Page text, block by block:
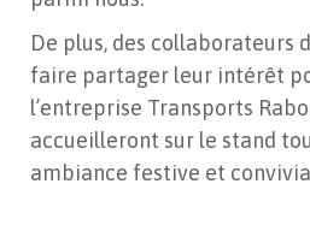
De plus, des collaborateurs
faire partager leur intérêt
l’entreprise Transports
accueilleront sur le stand
ambiance festive et